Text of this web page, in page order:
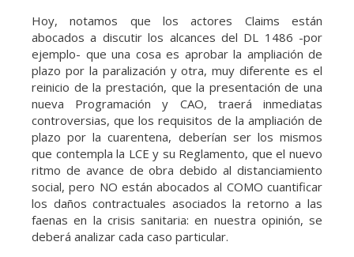
Hoy, notamos que los actores Claims están
abocados a discutir los alcances del DL 1486 -por
ejemplo- que una cosa es aprobar la ampliación de
plazo por la paralización y otra, muy diferente es el
reinicio de la prestación, que la presentación de una
nueva Programación y CAO, traerá inmediatas
controversias, que los requisitos de la ampliación de
plazo por la cuarentena, deberían ser los mismos
que contempla la LCE y su Reglamento, que el nuevo
ritmo de avance de obra debido al distanciamiento
social, pero NO están abocados al COMO cuantificar
los daños contractuales asociados la retorno a las
faenas en la crisis sanitaria: en nuestra opinión, se
deberá analizar cada caso particular.